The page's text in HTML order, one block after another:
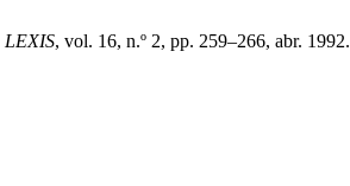
LEXIS, vol. 16, n.º 2, pp. 259–266, abr. 1992.